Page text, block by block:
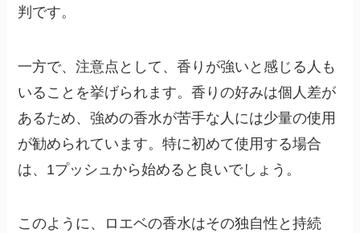
判です。
一方で、注意点として、香りが強いと感じる人も
いることを挙げられます。香りの好みは個人差が
あるため、強めの香水が苦手な人には少量の使用
が勧められています。特に初めて使用する場合
は、1プッシュから始めると良いでしょう。
このように、ロエベの香水はその独自性と持続